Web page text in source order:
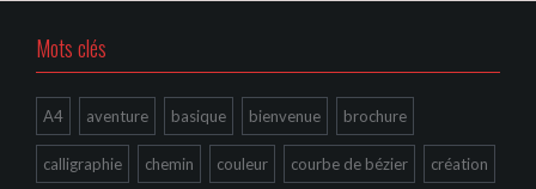
Mots clés
A4 aventure basique bienvenue brochure
calligraphie chemin couleur courbe de bézier création